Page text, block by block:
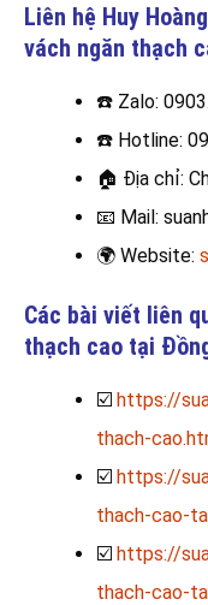
Liên hệ Huy
vách ngăn thạch
☎️ Zalo:
☎️ Hotline:
🏠 Địa chỉ:
📧 Mail:
🌍 Website:
Các bài viết liên
thạch cao tại
☑️ https://
thach-
☑️ https://
thach-cao-
☑️ https://
thach-cao-